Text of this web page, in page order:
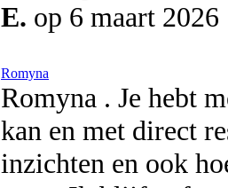
E. op 6 maart 2026
Romyna
Romyna . Je hebt
kan en met direct
inzichten en ook